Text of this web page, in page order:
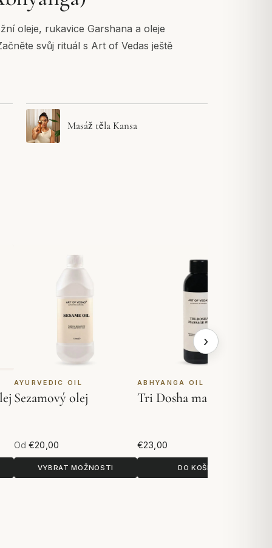
oleje, rukavice Garshana a oleje
svůj rituál s Art of Vedas ještě
Masáž těla Kansa
AYURVEDIC OIL
Sezamový olej
Od €20,00
VYBRAT MOŽNOSTI
ABHYANGA OIL
Tri Dosha masážní olej
€23,00
DO KOŠÍKU
›